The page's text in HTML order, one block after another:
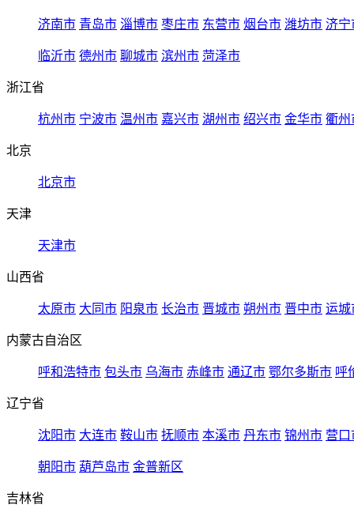
济南市 青岛市 淄博市 枣庄市 东营市 烟台市 潍坊市 济宁
临沂市 德州市 聊城市 滨州市 菏泽市
浙江省
杭州市 宁波市 温州市 嘉兴市 湖州市 绍兴市 金华市 衢州
北京
北京市
天津
天津市
山西省
太原市 大同市 阳泉市 长治市 晋城市 朔州市 晋中市 运城
内蒙古自治区
呼和浩特市 包头市 乌海市 赤峰市 通辽市 鄂尔多斯市 呼
辽宁省
沈阳市 大连市 鞍山市 抚顺市 本溪市 丹东市 锦州市 营口
朝阳市 葫芦岛市 金普新区
吉林省